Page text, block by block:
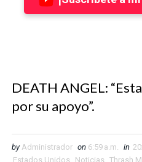
DEATH ANGEL:
por su apoyo”.
by Administrador on 6:59 a.m. in
Estados Unidos, Noticias, Thrash